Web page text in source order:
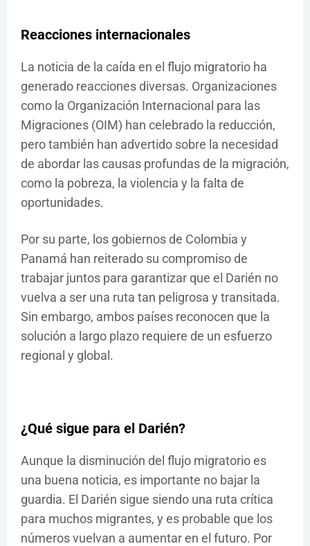
Reacciones internacionales
La noticia de la caída en el flujo migratorio ha
generado reacciones diversas. Organizaciones
como la Organización Internacional para las
Migraciones (OIM) han celebrado la reducción,
pero también han advertido sobre la necesidad
de abordar las causas profundas de la migración,
como la pobreza, la violencia y la falta de
oportunidades.
Por su parte, los gobiernos de Colombia y
Panamá han reiterado su compromiso de
trabajar juntos para garantizar que el Darién no
vuelva a ser una ruta tan peligrosa y transitada.
Sin embargo, ambos países reconocen que la
solución a largo plazo requiere de un esfuerzo
regional y global.
¿Qué sigue para el Darién?
Aunque la disminución del flujo migratorio es
una buena noticia, es importante no bajar la
guardia. El Darién sigue siendo una ruta crítica
para muchos migrantes, y es probable que los
números vuelvan a aumentar en el futuro. Por